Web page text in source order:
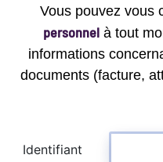
Vous pouvez vous
personnel à tout
informations
documents (facture,
Identifiant